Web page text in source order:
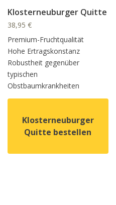
Klosterneuburger Quitte
38,95 €
Premium-Fruchtqualität
Hohe Ertragskonstanz
Robustheit gegenüber
typischen
Obstbaumkrankheiten
Klosterneuburger
Quitte bestellen